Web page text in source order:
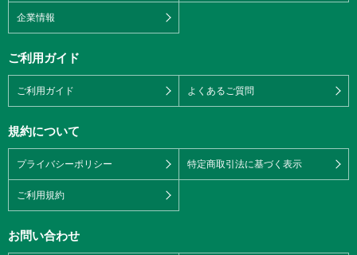
企業情報
ご利用ガイド
ご利用ガイド よくあるご質問
規約について
プライバシーポリシー 特定商取引法に基づく表示
ご利用規約
お問い合わせ